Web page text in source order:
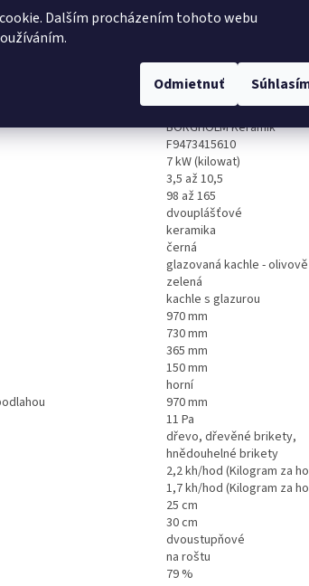
Dalším procházením tohoto webu
Odmietnuť
jsou určena pro vytápění jedné místnosti a přilehlých
topení, nebo jako doplňkové topidlo do domácností a
BORGHOLM Keramik
F9473415610
7 kW (kilowat)
3,5 až 10,5
98 až 165
dvouplášťové
keramika
černá
glazovaná kachle - olivově
zelená
kachle s glazurou
970 mm
730 mm
365 mm
150 mm
horní
970 mm
11 Pa
dřevo, dřevěné brikety,
hnědouhelné brikety
2,2 kh/hod (Kilogram za
1,7 kh/hod (Kilogram za
25 cm
30 cm
dvoustupňové
na roštu
79 %